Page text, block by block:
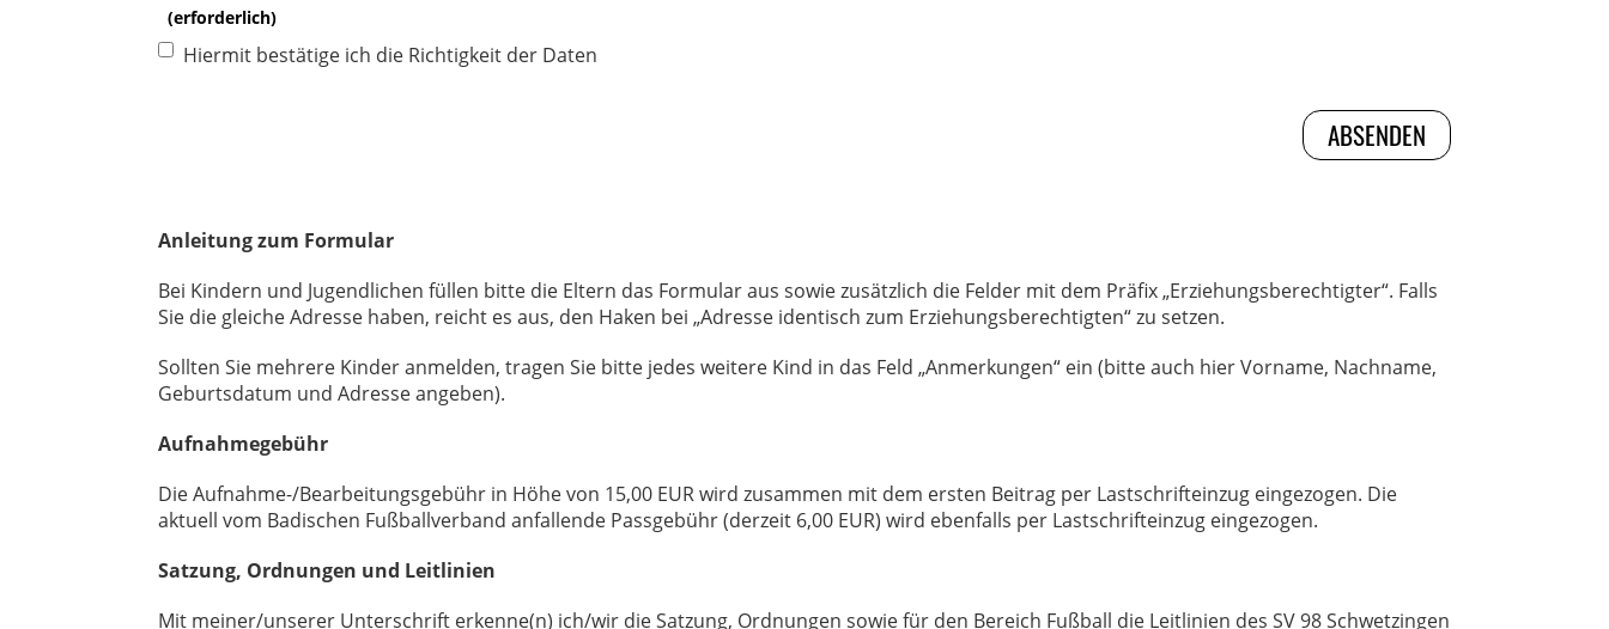
(erforderlich)
Hiermit bestätige ich die Richtigkeit der Daten
Anleitung zum Formular
Bei Kindern und Jugendlichen füllen bitte die Eltern das Formular aus sowie zusätzlich die Felder mit dem Präfix „Erziehungsberechtigter“. Falls
Sie die gleiche Adresse haben, reicht es aus, den Haken bei „Adresse identisch zum Erziehungsberechtigten“ zu setzen.
Sollten Sie mehrere Kinder anmelden, tragen Sie bitte jedes weitere Kind in das Feld „Anmerkungen“ ein (bitte auch hier Vorname, Nachname,
Geburtsdatum und Adresse angeben).
Aufnahmegebühr
Die Aufnahme-/Bearbeitungsgebühr in Höhe von 15,00 EUR wird zusammen mit dem ersten Beitrag per Lastschrifteinzug eingezogen. Die
aktuell vom Badischen Fußballverband anfallende Passgebühr (derzeit 6,00 EUR) wird ebenfalls per Lastschrifteinzug eingezogen.
Satzung, Ordnungen und Leitlinien
Mit meiner/unserer Unterschrift erkenne(n) ich/wir die Satzung, Ordnungen sowie für den Bereich Fußball die Leitlinien des SV 98 Schwetzingen